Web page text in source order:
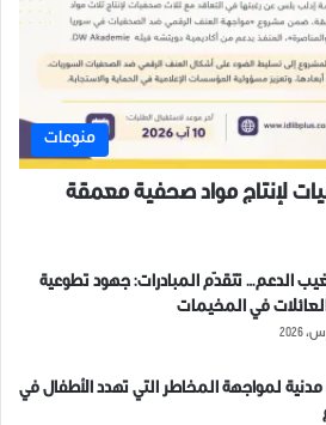
منوعات
لإنتاج مواد صحفية معمقة
الدعم… تتقدّم المبادرات: جهود تطوعية
في المخيمات
مدنية لمواجهة المخاطر التي تهدد الأطفال في